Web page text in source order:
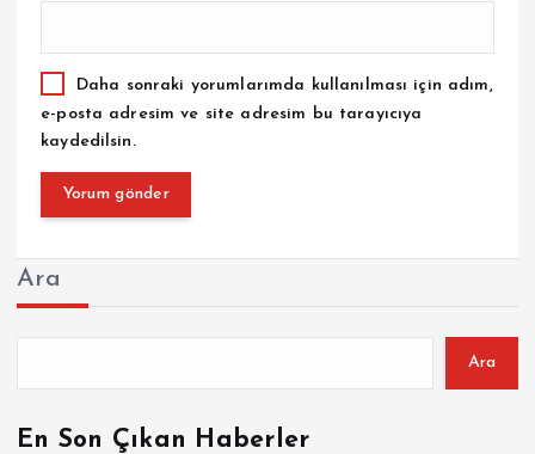
Daha sonraki yorumlarımda kullanılması için adım,
e-posta adresim ve site adresim bu tarayıcıya
kaydedilsin.
Ara
Ara
En Son Çıkan Haberler